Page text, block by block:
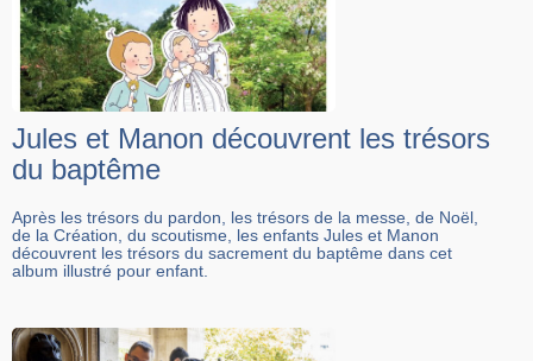
Jules et Manon découvrent les trésors
du baptême
Après les trésors du pardon, les trésors de la messe, de Noël,
de la Création, du scoutisme, les enfants Jules et Manon
découvrent les trésors du sacrement du baptême dans cet
album illustré pour enfant.